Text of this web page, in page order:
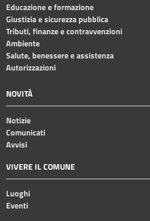
Educazione e formazione
Giustizia e sicurezza pubblica
Tributi, finanze e contravvenzioni
Ambiente
Salute, benessere e assistenza
Autorizzazioni
NOVITÀ
Notizie
Comunicati
Avvisi
VIVERE IL COMUNE
Luoghi
Eventi